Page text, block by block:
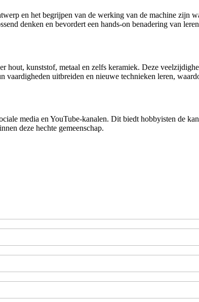
en het begrijpen van de werking van de machine zijn
denken en bevordert een hands-on benadering van
hout, kunststof, metaal en zelfs keramiek. Deze
uitbreiden en nieuwe technieken leren,
media en YouTube-kanalen. Dit biedt hobbyisten de
deze hechte gemeenschap.